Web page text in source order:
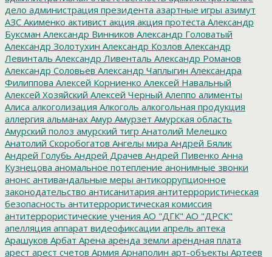
дело администрация президента азартные игры азимут
АЗС Акименко активист акция акция протеста Александр
Буксман Александр Винников Александр Головатый
Александр Золотухин Александр Козлов Александр
Левинталь Александр Ливенталь Александр Романов
Александр Соловьев Александр Чаплыгин Александра
Филиппова Алексей Корниенко Алексей Навальный
Алексей Хозяйский Алексей Черный Алеппо алименты
Алиса алкоголизация Алкоголь алкогольная продукция
аллергия альманах Амур Амурзет Амурская область
Амурский полоз амурский тигр Анатолий Мелешко
Анатолий Скоробогатов Ангелы мира Андрей Бялик
Андрей Голубь Андрей Драчев Андрей Пивенко Анна
Кузнецова аномальное потепление анонимные звонки
анонс антивандальные меры антикоррупционное
законодательство антисанитария антитеррористическая
безопасность антитеррористическая комиссия
антитеррористические учения АО "ДГК" АО "ДРСК"
апелляция аппарат видеофиксации апрель аптека
Арашуков Арбат Арена аренда земли арендная плата
арест арест счетов Армия Арнаполин арт-объекты Артеев